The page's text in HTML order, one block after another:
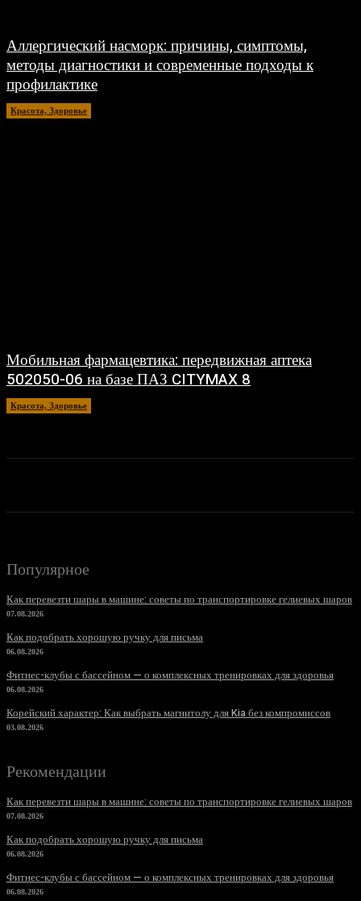
Аллергический насморк: причины, симптомы,
методы диагностики и современные подходы к
профилактике
Красота, Здоровье
Мобильная фармацевтика: передвижная аптека
502050-06 на базе ПАЗ CITYMAX 8
Красота, Здоровье
Популярное
Как перевезти шары в машине: советы по транспортировке гелиевых шаров
07.08.2026
Как подобрать хорошую ручку для письма
06.08.2026
Фитнес-клубы с бассейном — о комплексных тренировках для здоровья
06.08.2026
Корейский характер: Как выбрать магнитолу для Kia без компромиссов
03.08.2026
Рекомендации
Как перевезти шары в машине: советы по транспортировке гелиевых шаров
07.08.2026
Как подобрать хорошую ручку для письма
06.08.2026
Фитнес-клубы с бассейном — о комплексных тренировках для здоровья
06.08.2026